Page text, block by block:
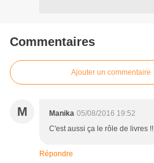
Commentaires
Ajouter un commentaire
M Manika 05/08/2016 19:52
C'est aussi ça le rôle de livres !!
Répondre